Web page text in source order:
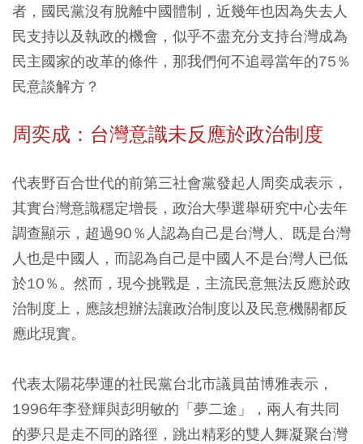
者，國民黨沒有脫離中國體制，近幾年也因為失去人
民支持以及執政的機會，似乎不盡充分支持台灣成為
民主國家的改革的條件，那我們何不追尋當年的75％
民意談解方？
周奕成：台灣意識未反應於政治制度
代表野百合世代的前第三社會黨發起人周奕成表示，
其實台灣意識穩定增長，政治大學選舉研究中心去年
調查顯示，超過90％人認為自己是台灣人、既是台灣
人也是中國人，而認為自己是中國人不是台灣人已低
於10％。然而，現今挑戰是，主流民意無法反應於政
治制度上，應該想辦法讓政治制度以及民意機關都反
應此現實。
代表太陽花學運的社民黨台北市議員苗博雅表示，
1996年李登輝與彭明敏的「夢二途」，兩人有共同
的夢只是走不同的路徑，跳出精彩的雙人舞凝聚台灣